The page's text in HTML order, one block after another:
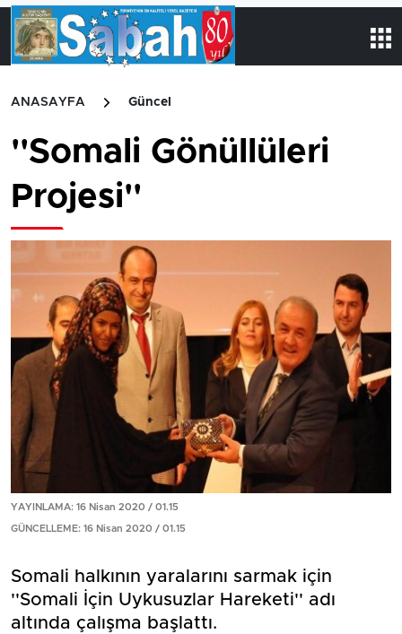
ANASAYFA Güncel
''Somali Gönüllüleri
Projesi''
YAYINLAMA: 16 Nisan 2020 / 01.15
GÜNCELLEME: 16 Nisan 2020 / 01.15
Somali halkının yaralarını sarmak için
''Somali İçin Uykusuzlar Hareketi'' adı
altında çalışma başlattı.